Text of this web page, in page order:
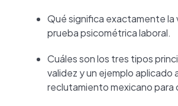
Qué significa exactamente la
prueba psicométrica laboral.
Cuáles son los tres tipos
validez y un ejemplo aplicado
reclutamiento mexicano para